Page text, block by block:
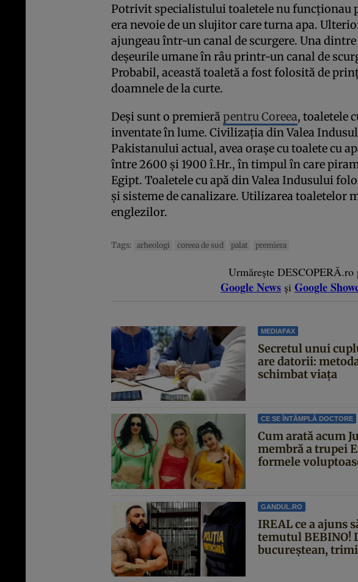
Potrivit specialistului toaletele nu funcționau
era nevoie de un slujitor care turna apa.
ajungeau într-un canal de scurgere. Una
deșeurile umane în râu printr-un canal de
Probabil, această toaletă a fost folosită de
doamnele de la curte.
Deși sunt o premierăpentru Coreea, toaletele
inventate în lume. Civilizația din Valea
Pakistanului actual, avea orașe cu toalete cu
între 2600 și 1900 î.Hr., în timpul în care
Egipt. Toaletele cu apă din Valea Indusului
și sisteme de canalizare. Utilizarea toaletelor
englezilor.
Tags: arheologi coreea de sud palat premiera
Urmărește DESCOPERĂ.ro
Google News și Google
MEDIAFAX
Secretul unui
are datorii:
schimbat viața
CE SE ÎNTÂMPLĂ DOCTORE
Cum arată acum
membră a trupei
formele
GANDUL.RO
IREAL ce a ajuns
temutul BEBINO!
bucureștean,